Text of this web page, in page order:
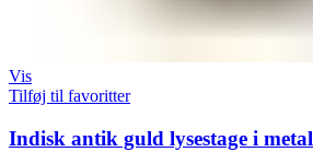
Vis
Tilføj til favoritter
Indisk antik guld lysestage i metal